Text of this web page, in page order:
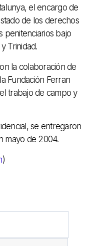
el encargo de
de los derechos
penitenciarios bajo
Trinidad.
la colaboración de
Fundación Ferran
trabajo de campo y
se entregaron
mayo de 2004.
)